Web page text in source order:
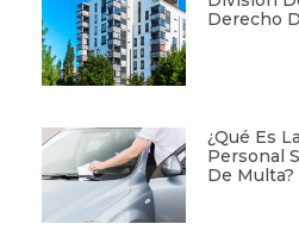
Derecho
¿Qué Es
Personal
De Multa?